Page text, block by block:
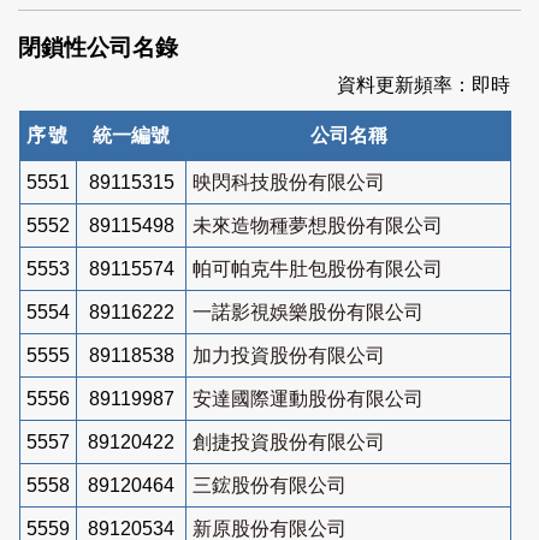
索
閉鎖性公司名錄
資料更新頻率：即時
序號 統一編號 公司名稱
5551 89115315 映閃科技股份有限公司
5552 89115498 未來造物種夢想股份有限公司
5553 89115574 帕可帕克牛肚包股份有限公司
5554 89116222 一諾影視娛樂股份有限公司
5555 89118538 加力投資股份有限公司
5556 89119987 安達國際運動股份有限公司
5557 89120422 創捷投資股份有限公司
5558 89120464 三鋐股份有限公司
5559 89120534 新原股份有限公司